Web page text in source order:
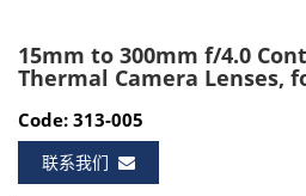
15mm to 300mm f/4.0
Thermal Camera Lenses,
Code: 313-005
联系我们